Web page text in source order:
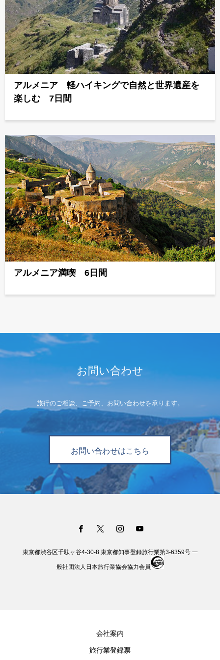
アルメニア 軽ハイキングで自然と世界遺産を
楽しむ 7日間
アルメニア満喫 6日間
お問い合わせ
旅行のご相談、ご予約、お問い合わせを承ります。
お問い合わせはこちら
東京都渋谷区千駄ヶ谷4-30-8 東京都知事登録旅行業第3-6359号 一
般社団法人日本旅行業協会協力会員
会社案内
旅行業登録票